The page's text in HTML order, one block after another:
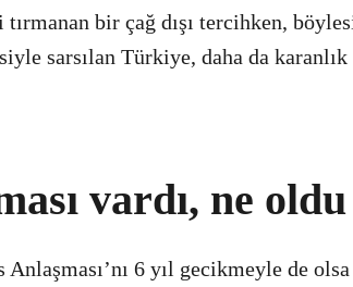
bir çağ dışı tercihken,
sarsılan Türkiye, daha da
vardı, ne
6 yıl gecikmeyle de